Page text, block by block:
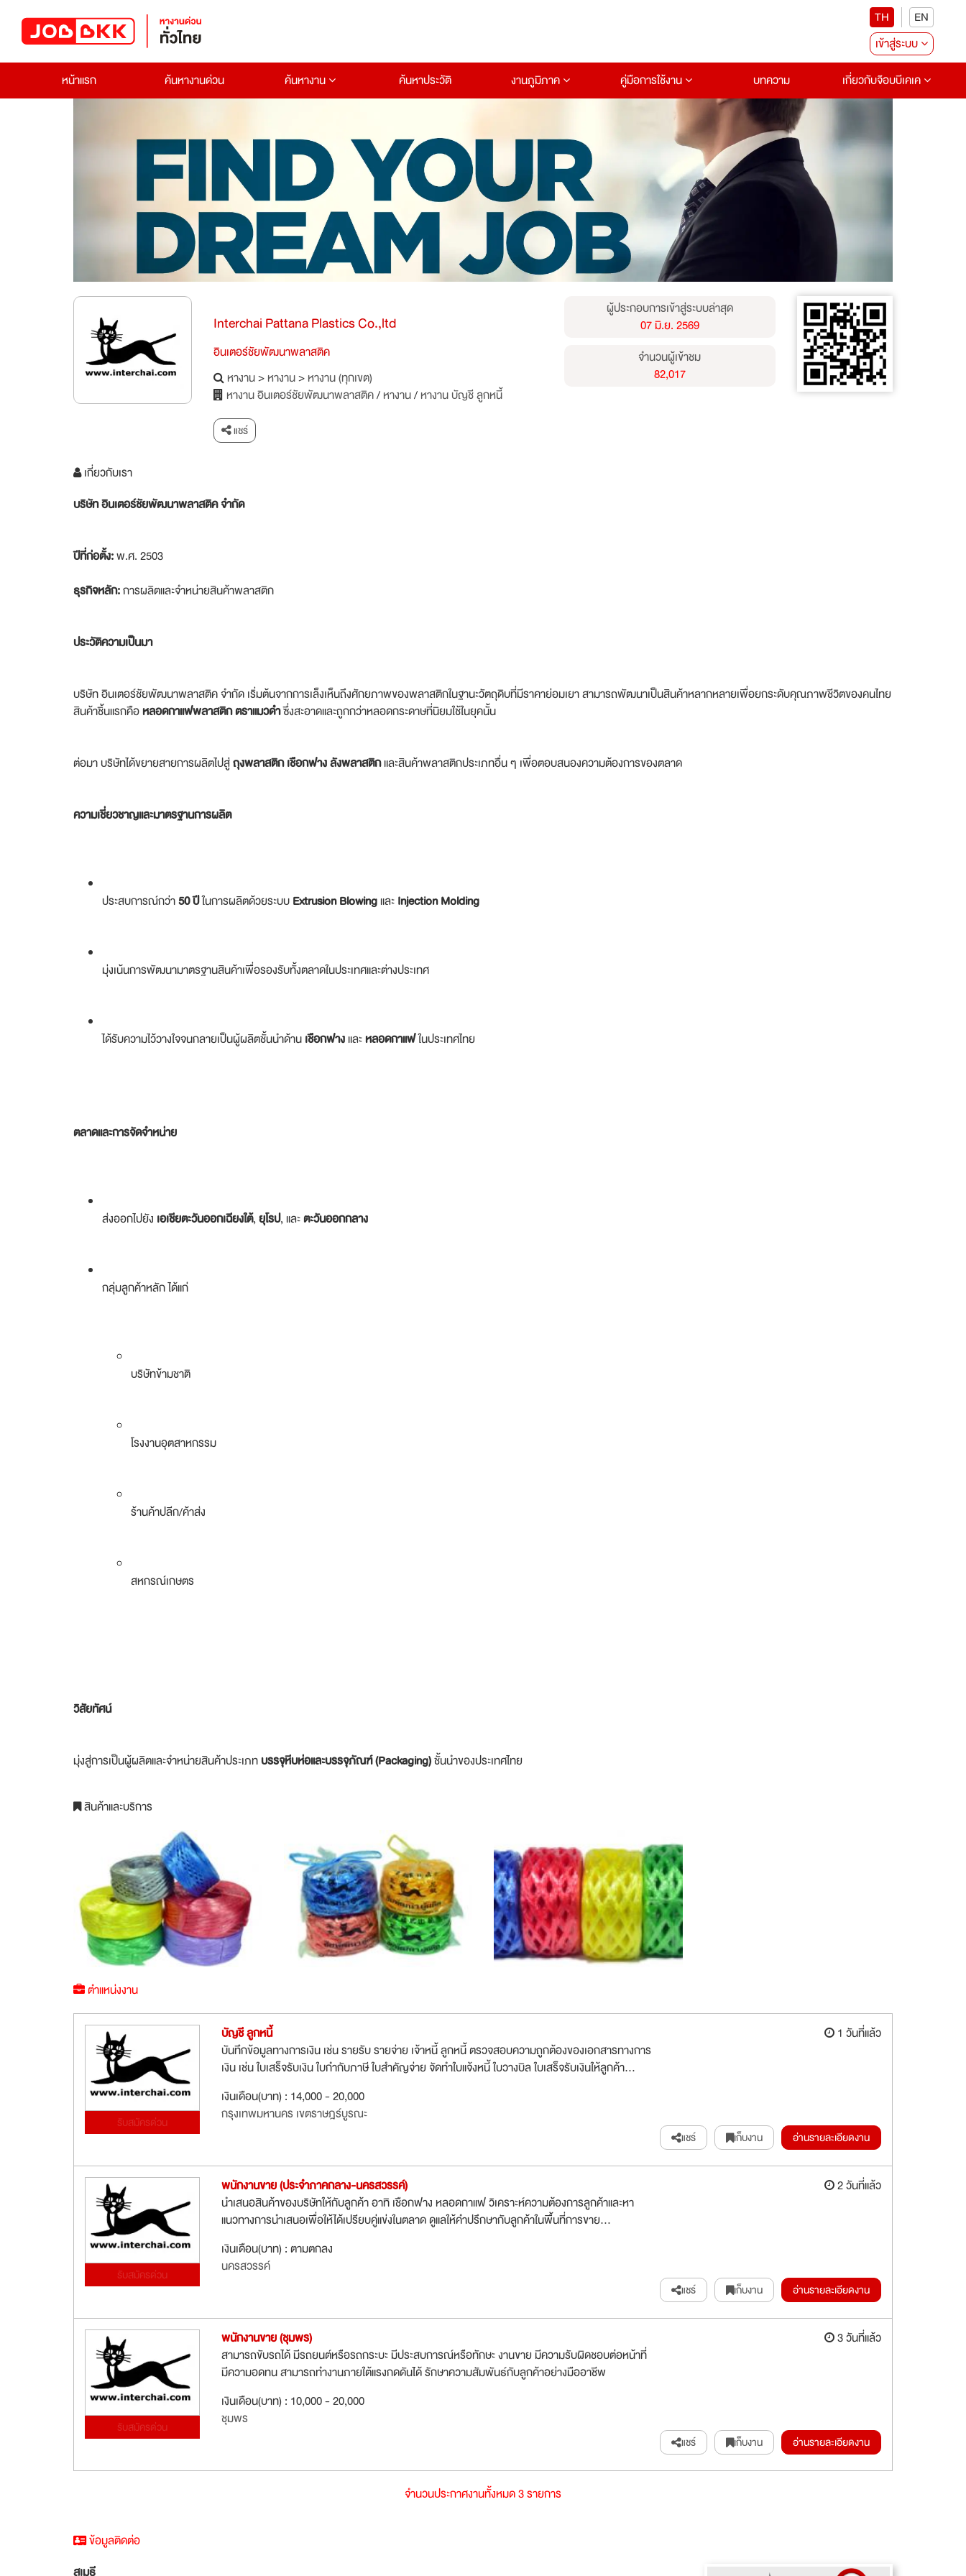
TH
EN
เข้าสู่ระบบ
หน้าแรก
ค้นหางานด่วน ค้นหางาน ค้นหาประวัติ งานภูมิภาค คู่มือการใช้งาน บทความ เกี่ยวกับจ๊อบบีเคเค
Interchai Pattana Plastics Co.,ltd
อินเตอร์ชัยพัฒนาพลาสติค
หางาน>หางาน>หางาน (ทุกเขต)
หางาน อินเตอร์ชัยพัฒนาพลาสติค/หางาน/หางาน บัญชี ลูกหนี้
แชร์
ผู้ประกอบการเข้าสู่ระบบล่าสุด
07 มิ.ย. 2569
จำนวนผู้เข้าชม
82,017
เกี่ยวกับเรา
บริษัท อินเตอร์ชัยพัฒนาพลาสติค จำกัด
ปีที่ก่อตั้ง:พ.ศ. 2503
ธุรกิจหลัก:การผลิตและจำหน่ายสินค้าพลาสติก
ประวัติความเป็นมา
บริษัท อินเตอร์ชัยพัฒนาพลาสติค จำกัด เริ่มต้นจากการเล็งเห็นถึงศักยภาพของพลาสติกในฐานะวัตถุดิบที่มีราคาย่อมเยา สามารถพัฒนาเป็นสินค้าหลากหลายเพื่อยกระดับคุณภาพชีวิตของคนไทย
สินค้าชิ้นแรกคือหลอดกาแฟพลาสติก ตราแมวดำซึ่งสะอาดและถูกกว่าหลอดกระดาษที่นิยมใช้ในยุคนั้น
ต่อมา บริษัทได้ขยายสายการผลิตไปสู่ถุงพลาสติก เชือกฟาง ลังพลาสติกและสินค้าพลาสติกประเภทอื่น ๆ เพื่อตอบสนองความต้องการของตลาด
ความเชี่ยวชาญและมาตรฐานการผลิต
ประสบการณ์กว่า50 ปีในการผลิตด้วยระบบExtrusion BlowingและInjection Molding
มุ่งเน้นการพัฒนามาตรฐานสินค้าเพื่อรองรับทั้งตลาดในประเทศและต่างประเทศ
ได้รับความไว้วางใจจนกลายเป็นผู้ผลิตชั้นนำด้านเชือกฟางและหลอดกาแฟในประเทศไทย
ตลาดและการจัดจำหน่าย
ส่งออกไปยัง เอเชียตะวันออกเฉียงใต้,ยุโรป, และตะวันออกกลาง
กลุ่มลูกค้าหลัก ได้แก่
บริษัทข้ามชาติ
โรงงานอุตสาหกรรม
ร้านค้าปลีก/ค้าส่ง
สหกรณ์เกษตร
วิสัยทัศน์
มุ่งสู่การเป็นผู้ผลิตและจำหน่ายสินค้าประเภทบรรจุหีบห่อและบรรจุภัณฑ์ (Packaging)ชั้นนำของประเทศไทย
สินค้าและบริการ
ตำแหน่งงาน
รับสมัครด่วน
บัญชี ลูกหนี้
บันทึกข้อมูลทางการเงิน เช่น รายรับ รายจ่าย เจ้าหนี้ ลูกหนี้ ตรวจสอบความถูกต้องของเอกสารทางการ
เงิน เช่น ใบเสร็จรับเงิน ใบกำกับภาษี ใบสำคัญจ่าย จัดทำใบแจ้งหนี้ ใบวางบิล ใบเสร็จรับเงินให้ลูกค้า...
เงินเดือน(บาท) : 14,000 - 20,000
กรุงเทพมหานคร เขตราษฎร์บูรณะ
1 วันที่แล้ว
แชร์ เก็บงาน อ่านรายละเอียดงาน
รับสมัครด่วน
พนักงานขาย (ประจำภาคกลาง-นครสวรรค์)
นำเสนอสินค้าของบริษัทให้กับลูกค้า อาทิ เชือกฟาง หลอดกาแฟ วิเคราะห์ความต้องการลูกค้าและหา
แนวทางการนำเสนอเพื่อให้ได้เปรียบคู่แข่งในตลาด ดูแลให้คำปรึกษากับลูกค้าในพื้นที่การขาย...
เงินเดือน(บาท) : ตามตกลง
นครสวรรค์
2 วันที่แล้ว
แชร์ เก็บงาน อ่านรายละเอียดงาน
รับสมัครด่วน
พนักงานขาย (ชุมพร)
สามารถขับรถได้ มีรถยนต์หรือรถกระบะ มีประสบการณ์หรือทักษะ งานขาย มีความรับผิดชอบต่อหน้าที่
มีความอดทน สามารถทำงานภายใต้แรงกดดันได้ รักษาความสัมพันธ์กับลูกค้าอย่างมืออาชีพ
เงินเดือน(บาท) : 10,000 - 20,000
ชุมพร
3 วันที่แล้ว
แชร์ เก็บงาน อ่านรายละเอียดงาน
จำนวนประกาศงานทั้งหมด 3 รายการ
ข้อมูลติดต่อ